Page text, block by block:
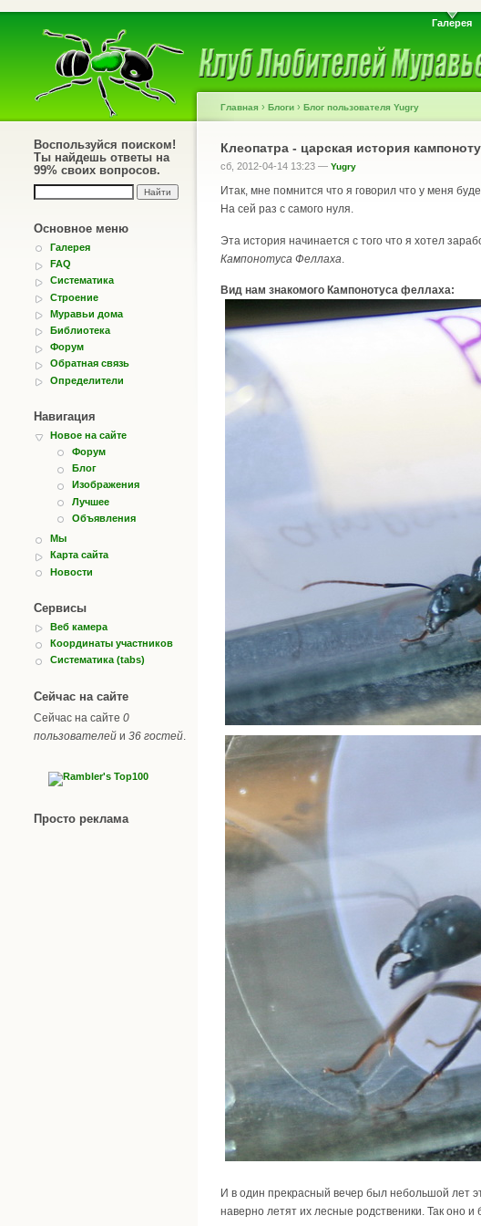
Галерея
Воспользуйся поиском!
Ты найдешь ответы на
99% своих вопросов.
Основное меню
Галерея
FAQ
Систематика
Строение
Муравьи дома
Библиотека
Форум
Обратная связь
Определители
Навигация
Новое на сайте
Форум
Блог
Изображения
Лучшее
Объявления
Мы
Карта сайта
Новости
Сервисы
Веб камера
Координаты участников
Систематика (tabs)
Сейчас на сайте
Сейчас на сайте 0
пользователей и 36 гостей
Просто реклама
Главная › Блоги › Блог пользователя Yugry
Клеопатра - царская история
сб, 2012-04-14 13:23 — Yugry
Итак, мне помнится что я говорил что у меня
На сей раз с самого нуля.
Эта история начинается с того что я хотел
Кампонотуса Феллаха
Вид нам знакомого Кампонотуса феллаха:
И в один прекрасный вечер был небольшой лет
наверно летят их лесные родственики. Так оно